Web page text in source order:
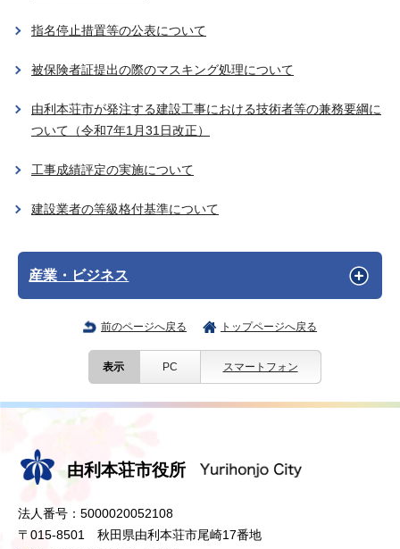
指名停止措置等の公表について
被保険者証提出の際のマスキング処理について
由利本荘市が発注する建設工事における技術者等の兼務要綱に
ついて（令和7年1月31日改正）
工事成績評定の実施について
建設業者の等級格付基準について
産業・ビジネス
前のページへ戻る トップページへ戻る
表示 PC スマートフォン
由利本荘市役所
法人番号：5000020052108
〒015-8501 秋田県由利本荘市尾崎17番地